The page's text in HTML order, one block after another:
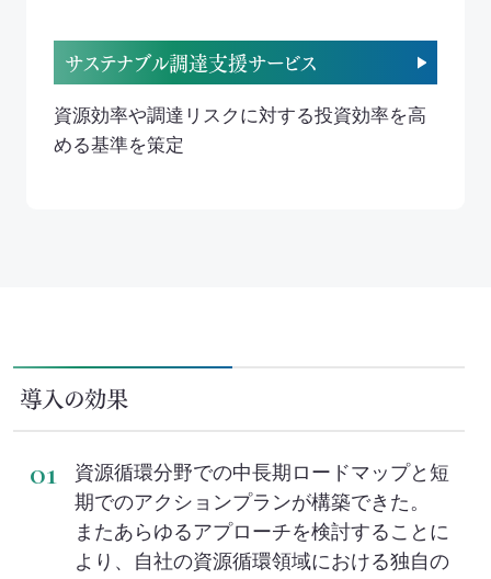
サステナブル調達支援サービス
資源効率や調達リスクに対する投資効率を高
める基準を策定
導入の効果
資源循環分野での中長期ロードマップと短
期でのアクションプランが構築できた。
またあらゆるアプローチを検討することに
より、自社の資源循環領域における独自の